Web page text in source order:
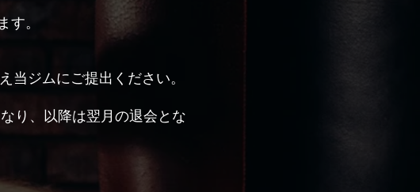
す。
当ジムにご提出ください。
り、以降は翌月の退会とな